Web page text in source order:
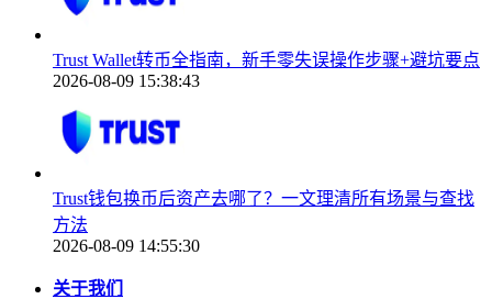
Trust Wallet转币全指南，新手零失误操作步骤+避坑要点
2026-08-09 15:38:43
Trust钱包换币后资产去哪了？一文理清所有场景与查找
方法
2026-08-09 14:55:30
关于我们